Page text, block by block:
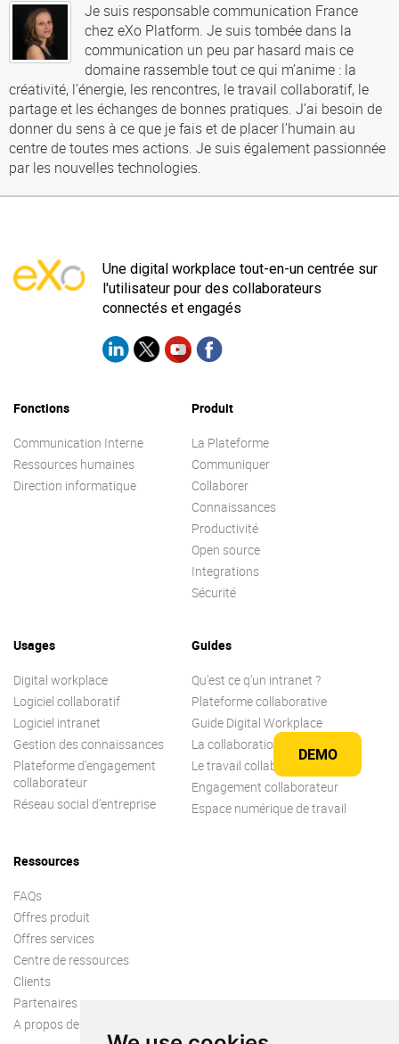
DEMO
Je suis responsable communication France
chez eXo Platform. Je suis tombée dans la
communication un peu par hasard mais ce
domaine rassemble tout ce qui m’anime : la
créativité, l’énergie, les rencontres, le travail collaboratif, le
partage et les échanges de bonnes pratiques. J’ai besoin de
donner du sens à ce que je fais et de placer l’humain au
centre de toutes mes actions. Je suis également passionnée
par les nouvelles technologies.
Une digital workplace tout-en-un centrée sur
l'utilisateur pour des collaborateurs
connectés et engagés
Fonctions
Communication Interne
Ressources humaines
Direction informatique
Produit
La Plateforme
Communiquer
Collaborer
Connaissances
Productivité
Open source
Integrations
Sécurité
Usages
Digital workplace
Logiciel collaboratif
Logiciel intranet
Gestion des connaissances
Plateforme d’engagement
collaborateur
Réseau social d’entreprise
Guides
Qu’est ce q’un intranet ?
Plateforme collaborative
Guide Digital Workplace
La collaboration
Le travail collaboratif
Engagement collaborateur
Espace numérique de travail
Ressources
FAQs
Offres produit
Offres services
Centre de ressources
Clients
Partenaires
A propos de nous